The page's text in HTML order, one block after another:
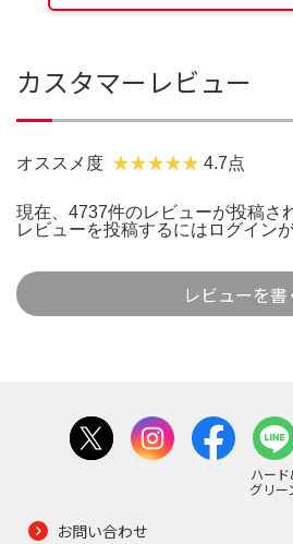
カスタマーレビュー
オススメ度 4.7点
現在、4737件のレビューが投稿さ
レビューを投稿するには ログイン
レビューを書
ハー
グリー
お問い合わせ